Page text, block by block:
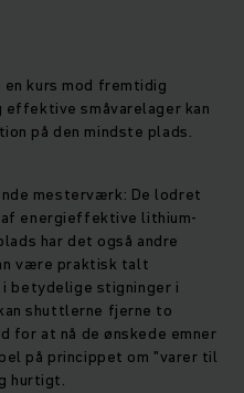
kurs mod fremtidig
småvarelager kan
på den mindste plads.
mesterværk: De lodret
energieffektive lithium-
har det også andre
være praktisk talt
betydelige stigninger i
shuttlerne fjerne to
for at nå de ønskede emner
på princippet om "varer til
hurtigt.